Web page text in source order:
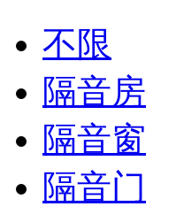
不限
隔音房
隔音窗
隔音门